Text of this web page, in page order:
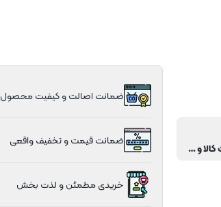
اصالت کالا و سلامت فیزیکی محصول
ضمانت اصالت و کیفیت محصول
ضمانت قیمت و تخفیف واقعی
خریدی مطمئن و لذت بخش